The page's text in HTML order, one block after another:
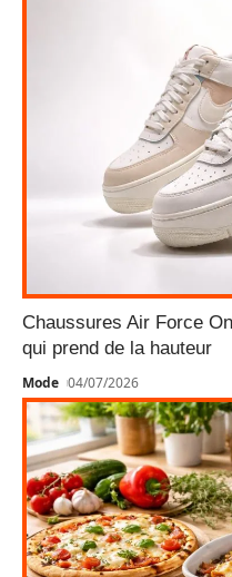
Chaussures Air Force
qui prend de la hauteur
Mode 04/07/2026